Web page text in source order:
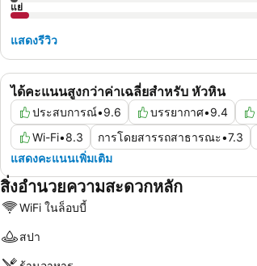
ได้คะแนนสูงกว่าค่าเฉลี่ยสำหรับ หัวหิน
ประสบการณ์•9.6 บรรยากาศ•9.4
Wi-Fi•8.3 การโดยสารรถสาธารณะ•7.3
แสดงคะแนนเพิ่มเติม
แย่
แสดงรีวิว
สิ่งอำนวยความสะดวกหลัก
WiFi ในล็อบบี้
สปา